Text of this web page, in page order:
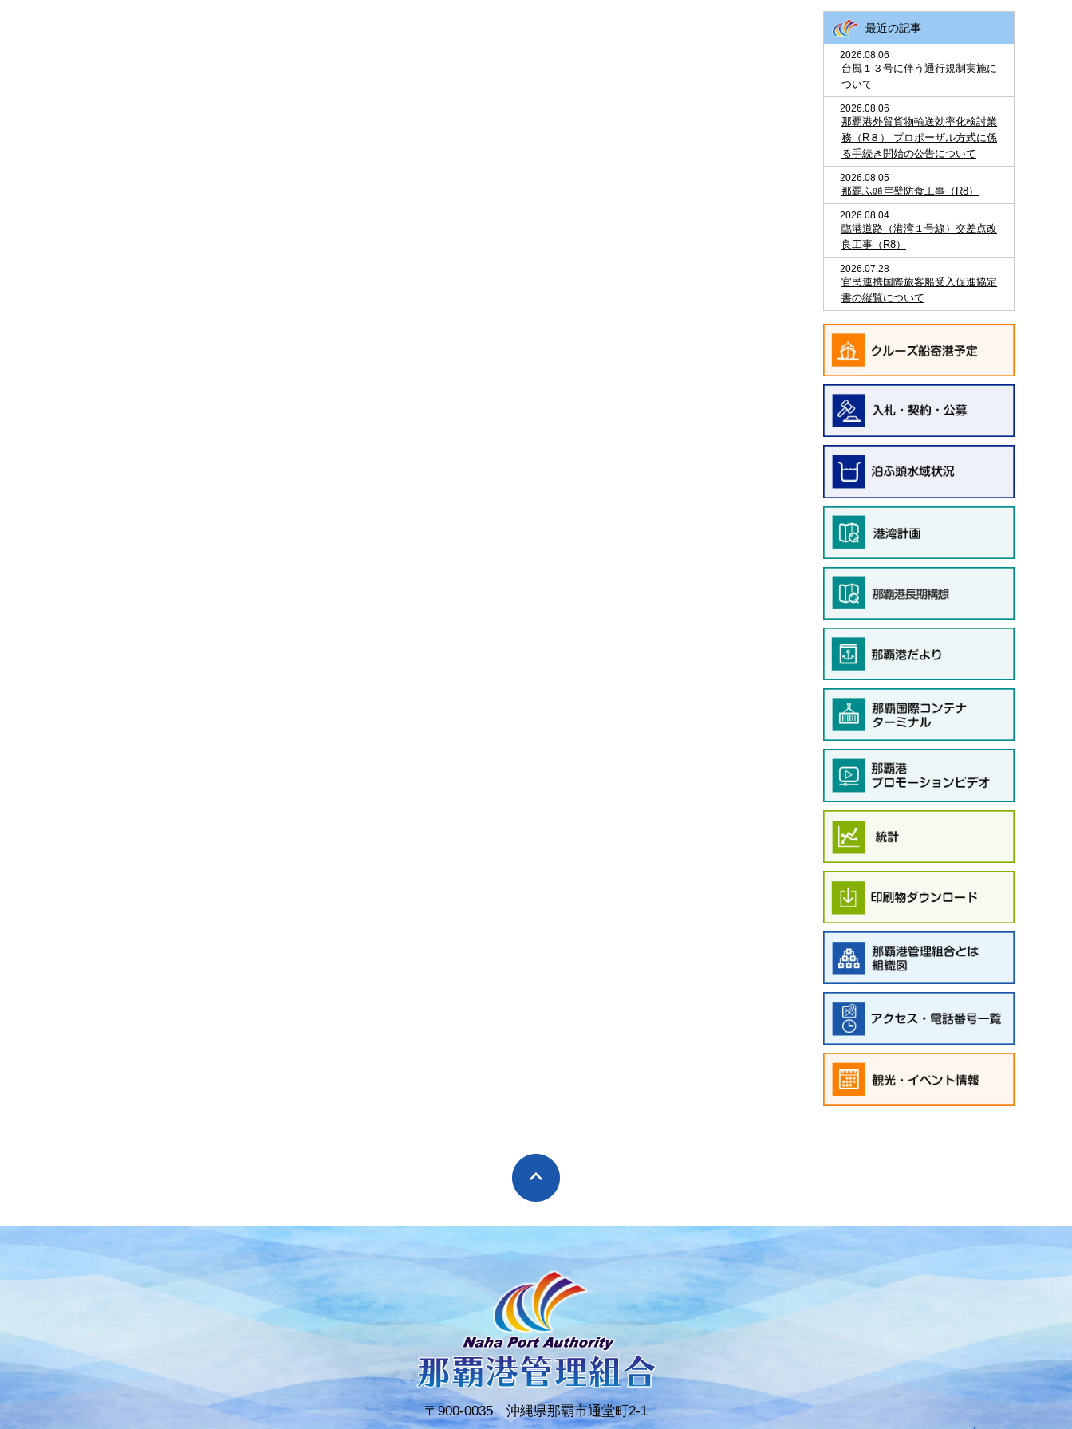
最近の記事
2026.08.06
台風１３号に伴う通行規制実施に
ついて
2026.08.06
那覇港外貿貨物輸送効率化検討業
務（R８） プロポーザル方式に係
る手続き開始の公告について
2026.08.05
那覇ふ頭岸壁防食工事（R8）
2026.08.04
臨港道路（港湾１号線）交差点改
良工事（R8）
2026.07.28
官民連携国際旅客船受入促進協定
書の縦覧について
〒900-0035 沖縄県那覇市通堂町2-1